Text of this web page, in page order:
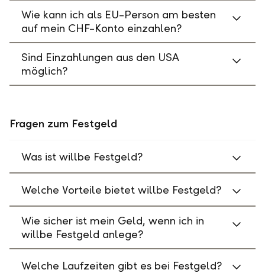
Wie kann ich als EU-Person am besten
auf mein CHF-Konto einzahlen?
Sind Einzahlungen aus den USA
möglich?
Fragen zum Festgeld
Was ist willbe Festgeld?
Welche Vorteile bietet willbe Festgeld?
Wie sicher ist mein Geld, wenn ich in
willbe Festgeld anlege?
Welche Laufzeiten gibt es bei Festgeld?